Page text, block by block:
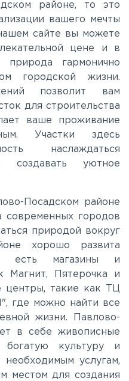
районе, то это
вашего мечты
сайте вы можете
цене и в
гармонично
городской жизни.
позволит вам
для строительства
ваше проживание
Участки здесь
наслаждаться
уютное
Посадском районе
современных городов
природой вокруг
хорошо развита
есть магазины и
Магнит, Пятерочка и
центры, такие как ТЦ
где можно найти все
жизни. Павлово-
в себе живописные
культуру и
услугам,
местом для создания